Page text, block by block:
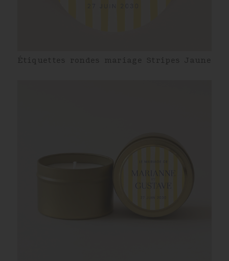
Étiquettes rondes mariage Stripes Jaune